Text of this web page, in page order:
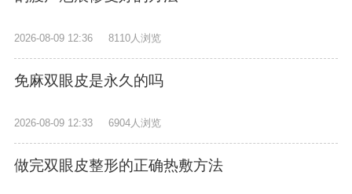
2026-08-09 12:36 8110人浏览
免麻双眼皮是永久的吗
2026-08-09 12:33 6904人浏览
做完双眼皮整形的正确热敷方法